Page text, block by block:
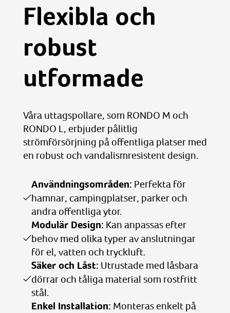
Flexibla och
robust
utformade
Våra uttagspollare, som RONDO M och
RONDO L, erbjuder pålitlig
strömförsörjning på offentliga platser med
en robust och vandalismresistent design.
Användningsområden: Perfekta för
hamnar, campingplatser, parker och
andra offentliga ytor.
Modulär Design: Kan anpassas efter
behov med olika typer av anslutningar
för el, vatten och tryckluft.
Säker och Låst: Utrustade med låsbara
dörrar och tåliga material som rostfritt
stål.
Enkel Installation: Monteras enkelt på